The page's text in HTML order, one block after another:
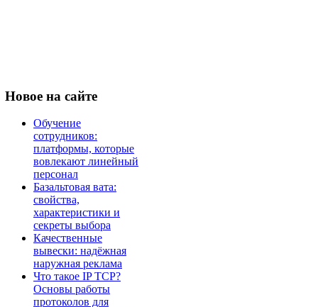
Новое на сайте
Обучение
сотрудников:
платформы, которые
вовлекают линейный
персонал
Базальтовая вата:
свойства,
характеристики и
секреты выбора
Качественные
вывески: надёжная
наружная реклама
Что такое IP TCP?
Основы работы
протоколов для